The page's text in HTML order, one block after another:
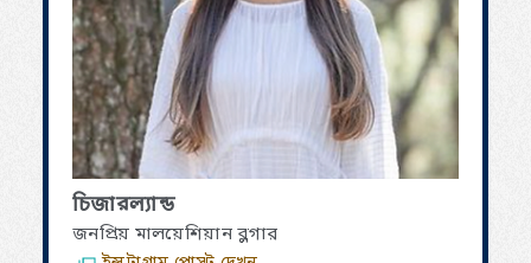
চিজারল্যান্ড
জনপ্রিয় মালয়েশিয়ান ব্লগার